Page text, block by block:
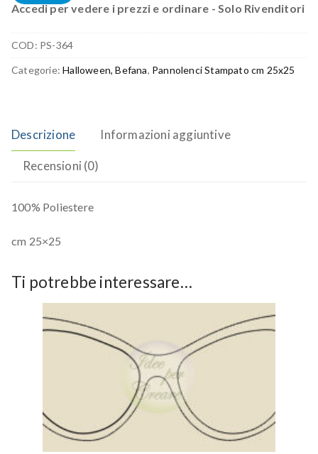
Accedi per vedere i prezzi e ordinare - Solo Rivenditori
COD: PS-364
Categorie:Halloween, Befana, Pannolenci Stampato cm 25x25
Descrizione Informazioni aggiuntive
Recensioni (0)
100% Poliestere
cm 25×25
Ti potrebbe interessare…